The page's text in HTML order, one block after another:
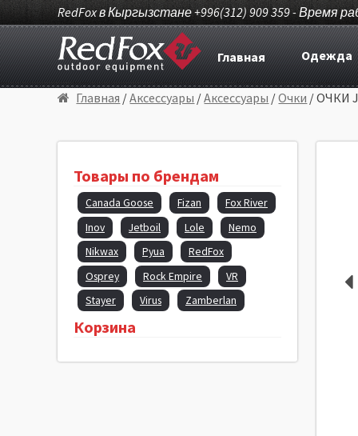
RedFox в Кыргызстане +996(312) 909 359 - Время
Главная Одежда
Главная /Аксессуары /Аксессуары /Очки / ОЧКИ
Товары по брендам
Canada Goose Fizan
Fox River
Inov
Jetboil Lole
Nemo
Nikwax
Pyua
RedFox
Osprey
Rock Empire
VR
Stayer
Virus Zamberlan
Корзина